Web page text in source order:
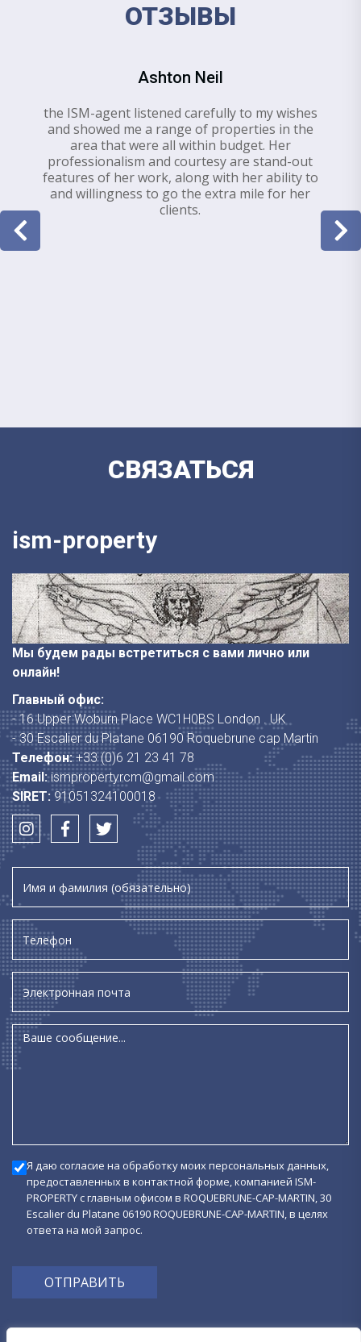
ОТЗЫВЫ
Ashton Neil
the ISM-agent listened carefully to my wishes
and showed me a range of properties in the
area that were all within budget. Her
professionalism and courtesy are stand-out
features of her work, along with her ability to
and willingness to go the extra mile for her
clients.
СВЯЗАТЬСЯ
ism-property
Мы будем рады встретиться с вами лично или
онлайн!
Главный офис:
- 16 Upper Woburn Place WC1H0BS London . UK
- 30 Escalier du Platane 06190 Roquebrune cap Martin
Телефон:+33 (0)6 21 23 41 78
Email: ismpropertyrcm@gmail.com
SIRET: 91051324100018
Я даю согласие на обработку моих персональных данных,
предоставленных в контактной форме, компанией ISM-
PROPERTY с главным офисом в ROQUEBRUNE-CAP-MARTIN, 30
Escalier du Platane 06190 ROQUEBRUNE-CAP-MARTIN, в целях
ответа на мой запрос.
ОТПРАВИТЬ